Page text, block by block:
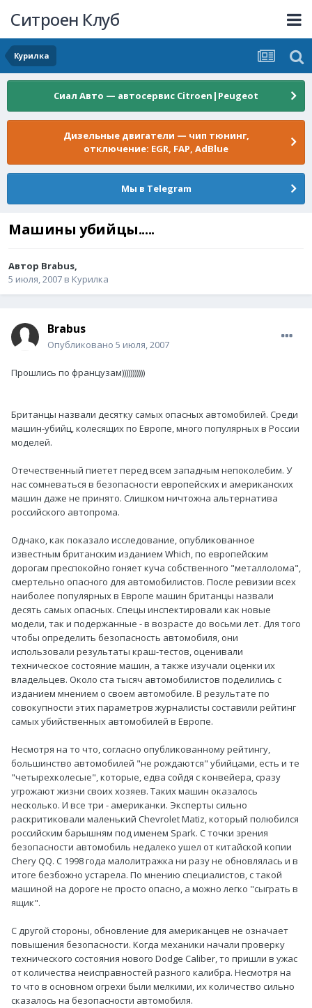
Ситроен Клуб
Курилка
Сиал Авто — автосервис Citroen|Peugeot
Дизельные двигатели — чип тюнинг,
отключение: EGR, FAP, AdBlue
Мы в Telegram
Машины убийцы.....
Автор Brabus,
5 июля, 2007 в Курилка
Brabus
Опубликовано 5 июля, 2007
Прошлись по французам)))))))))))
Британцы назвали десятку самых опасных автомобилей. Среди
машин-убийц, колесящих по Европе, много популярных в России
моделей.
Отечественный пиетет перед всем западным непоколебим. У
нас сомневаться в безопасности европейских и американских
машин даже не принято. Слишком ничтожна альтернатива
российского автопрома.
Однако, как показало исследование, опубликованное
известным британским изданием Which, по европейским
дорогам преспокойно гоняет куча собственного "металлолома",
смертельно опасного для автомобилистов. После ревизии всех
наиболее популярных в Европе машин британцы назвали
десять самых опасных. Спецы инспектировали как новые
модели, так и подержанные - в возрасте до восьми лет. Для того
чтобы определить безопасность автомобиля, они
использовали результаты краш-тестов, оценивали
техническое состояние машин, а также изучали оценки их
владельцев. Около ста тысяч автомобилистов поделились с
изданием мнением о своем автомобиле. В результате по
совокупности этих параметров журналисты составили рейтинг
самых убийственных автомобилей в Европе.
Несмотря на то что, согласно опубликованному рейтингу,
большинство автомобилей "не рождаются" убийцами, есть и те
"четырехколесые", которые, едва сойдя с конвейера, сразу
угрожают жизни своих хозяев. Таких машин оказалось
несколько. И все три - американки. Эксперты сильно
раскритиковали маленький Chevrolet Matiz, который полюбился
российским барышням под именем Spark. С точки зрения
безопасности автомобиль недалеко ушел от китайской копии
Chery QQ. С 1998 года малолитражка ни разу не обновлялась и в
итоге безбожно устарела. По мнению специалистов, с такой
машиной на дороге не просто опасно, а можно легко "сыграть в
ящик".
С другой стороны, обновление для американцев не означает
повышения безопасности. Когда механики начали проверку
технического состояния нового Dodge Caliber, то пришли в ужас
от количества неисправностей разного калибра. Несмотря на
то что в основном огрехи были мелкими, их количество сильно
сказалось на безопасности автомобиля.